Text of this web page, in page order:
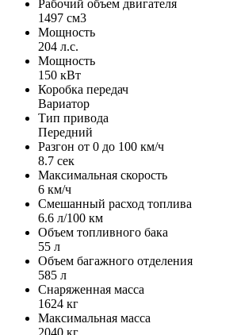
Рабочий объем двигателя
1497 см3
Мощность
204 л.с.
Мощность
150 кВт
Коробка передач
Вариатор
Тип привода
Передний
Разгон от 0 до 100 км/ч
8.7 сек
Максимальная скорость
6 км/ч
Смешанный расход топлива
6.6 л/100 км
Объем топливного бака
55 л
Объем багажного отделения
585 л
Снаряженная масса
1624 кг
Максимальная масса
2040 кг